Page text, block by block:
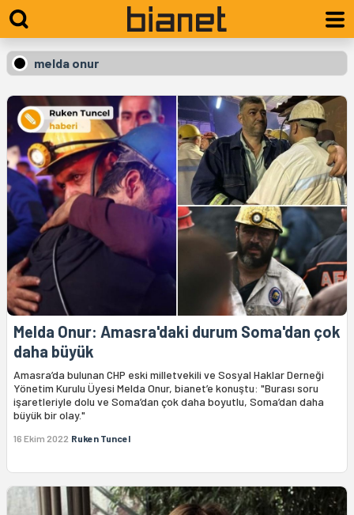
melda onur
Melda Onur: Amasra'daki durum Soma'dan çok
daha büyük
Amasra’da bulunan CHP eski milletvekili ve Sosyal Haklar Derneği
Yönetim Kurulu Üyesi Melda Onur, bianet’e konuştu: "Burası soru
işaretleriyle dolu ve Soma’dan çok daha boyutlu, Soma’dan daha
büyük bir olay."
16 Ekim 2022 Ruken Tuncel